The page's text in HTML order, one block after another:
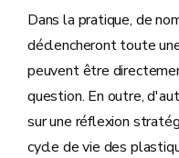
Dans la pratique, de
déclencheront toute
peuvent être
question. En outre,
sur une réflexion
cycle de vie des